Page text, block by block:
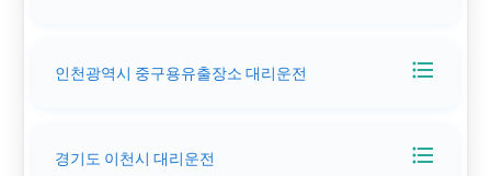
인천광역시 중구용유출장소 대리운전 format_list_bulleted
경기도 이천시 대리운전 format_list_bulleted